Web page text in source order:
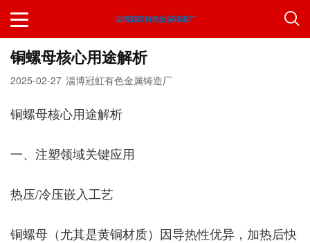
铜螺母核心用途解析
2025-02-27 淄博冠虹有色金属铸造厂
铜螺母核心用途解析
一、注塑领域关键应用
‌热压/冷压嵌入工艺‌
铜螺母（尤其是黄铜材质）因导热性优异，加热后快